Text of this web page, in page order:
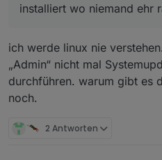
installiert wo niemand ehr
ich werde linux nie
„Admin“ nicht mal
durchführen. warum gibt es
noch.
2 Antworten